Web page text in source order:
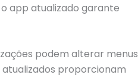
app atualizado garante
podem alterar menus
proporcionam